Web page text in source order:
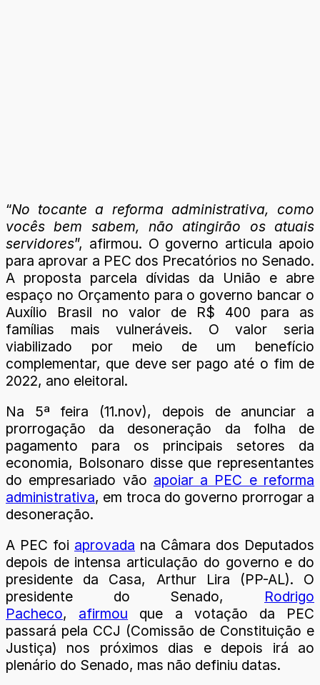
“No tocante a reforma administrativa, como
vocês bem sabem, não atingirão os atuais
servidores”, afirmou. O governo articula apoio
para aprovar a PEC dos Precatórios no Senado.
A proposta parcela dívidas da União e abre
espaço no Orçamento para o governo bancar o
Auxílio Brasil no valor de R$ 400 para as
famílias mais vulneráveis. O valor seria
viabilizado por meio de um benefício
complementar, que deve ser pago até o fim de
2022, ano eleitoral.
Na 5ª feira (11.nov), depois de anunciar a
prorrogação da desoneração da folha de
pagamento para os principais setores da
economia, Bolsonaro disse que representantes
do empresariado vão apoiar a PEC e reforma
administrativa, em troca do governo prorrogar a
desoneração.
A PEC foi aprovada na Câmara dos Deputados
depois de intensa articulação do governo e do
presidente da Casa, Arthur Lira (PP-AL). O
presidente do Senado, Rodrigo
Pacheco, afirmou que a votação da PEC
passará pela CCJ (Comissão de Constituição e
Justiça) nos próximos dias e depois irá ao
plenário do Senado, mas não definiu datas.